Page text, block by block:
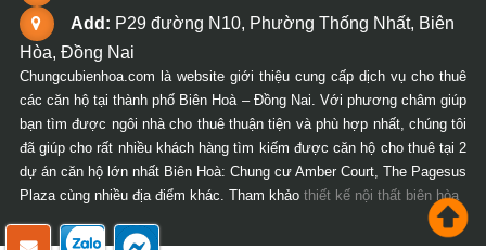
Add: P29 đường N10, Phường Thống Nhất, Biên
Hòa, Đồng Nai
Chungcubienhoa.com là website giới thiệu cung cấp dịch vụ cho thuê
các căn hộ tại thành phố Biên Hoà – Đồng Nai. Với phương châm giúp
bạn tìm được ngôi nhà cho thuê thuận tiện và phù hợp nhất, chúng tôi
đã giúp cho rất nhiều khách hàng tìm kiếm được căn hộ cho thuê tại 2
dự án căn hộ lớn nhất Biên Hoà: Chung cư Amber Court, The Pagesus
Plaza cùng nhiều địa điểm khác. Tham khảo thiết kế nội thất biên hòa